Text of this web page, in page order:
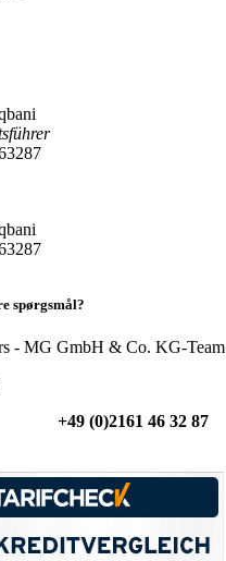
spørgsmål?
- MG GmbH & Co. KG-Team
+49 (0)2161 46 32 87